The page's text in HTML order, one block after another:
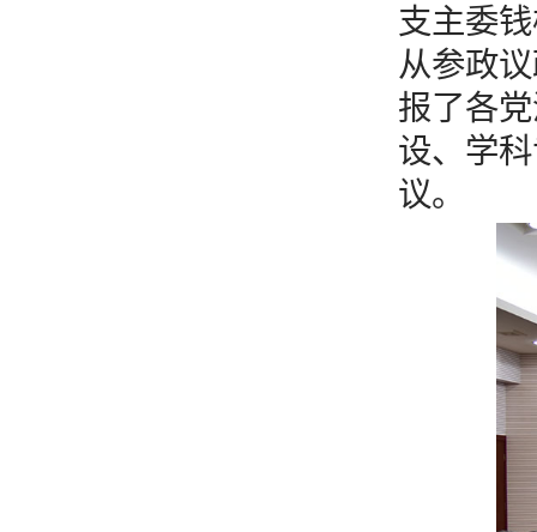
支主委
从参政
报了各
设、学
议。